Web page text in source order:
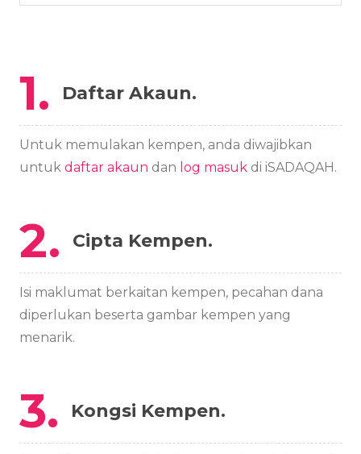
1. Daftar Akaun.
Untuk memulakan kempen, anda diwajibkan
untuk daftar akaun dan log masuk di iSADAQAH.
2. Cipta Kempen.
Isi maklumat berkaitan kempen, pecahan dana
diperlukan beserta gambar kempen yang
menarik.
3. Kongsi Kempen.